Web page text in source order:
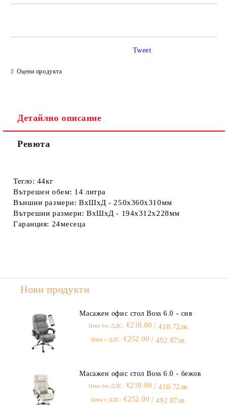
Оцени продукта
Tweet
Детайлно описание
Ревюта
Тегло: 44кг
Вътрешен обем: 14 литра
Външни размери: ВхШхД - 250x360x310мм
Вътрешни размери: ВхШхД - 194x312x228мм
Гаранция: 24месеца
Нови продукти
Масажен офис стол Boss 6.0 - сив
Цена без ДДС: €210.00 410.72лв.
Цена с ДДС: €252.00 492.87лв.
Масажен офис стол Boss 6.0 - бежов
Цена без ДДС: €210.00 410.72лв.
Цена с ДДС: €252.00 492.87лв.